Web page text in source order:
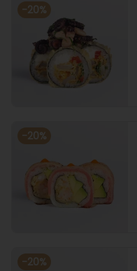
-20%
-20%
-20%